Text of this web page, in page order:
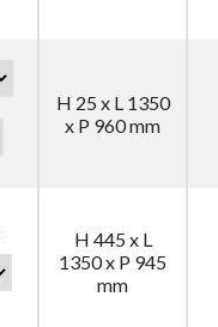
H 25 x L 1350
x P 960 mm
H 445 x L
1350 x P 945
mm